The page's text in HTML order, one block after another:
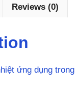
Reviews (0)
ứng dụng